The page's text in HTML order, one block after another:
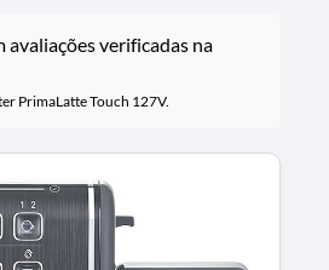
avaliações verificadas na
PrimaLatte Touch 127V.